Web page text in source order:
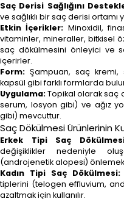
Saç Derisi Sağlığını
ve sağlıklı bir saç derisi ortamı
Etkin İçerikler: Minoxidil,
vitaminler, mineraller, bitkisel
saç dökülmesini önleyici ve
içerirler.
Form: Şampuan, saç kremi,
kapsül gibi farklı formlarda
Uygulama:Topikal olarak saç
serum, losyon gibi) ve ağız
gibi) mevcuttur.
Saç Dökülmesi Ürünlerinin
Erkek Tipi Saç
değişiklikler nedeniyle
(androjenetik alopesi) önlemek
Kadın Tipi Saç Dökülmesi:
tiplerini (telogen effluvium,
azaltmak için kullanılır.